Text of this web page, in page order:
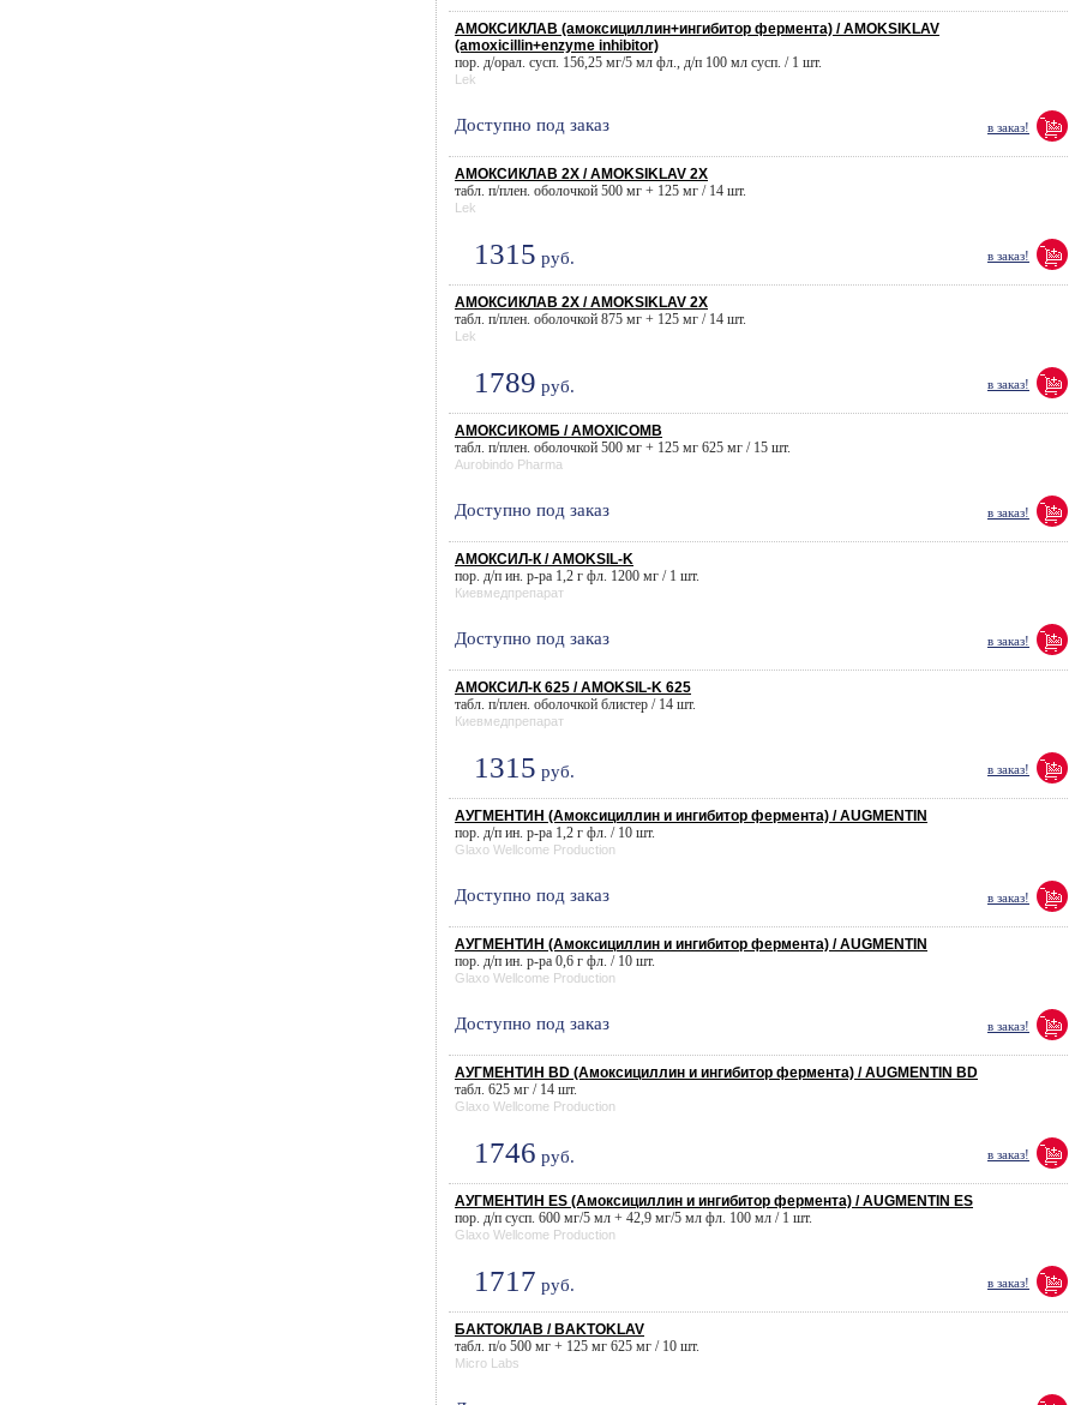
АМОКСИКЛАВ (амоксициллин+ингибитор фермента) / AMOKSIKLAV
(amoxicillin+enzyme inhibitor)
пор. д/орал. сусп. 156,25 мг/5 мл фл., д/п 100 мл сусп. / 1 шт.
Lek
Доступно под заказ в заказ!
АМОКСИКЛАВ 2X / AMOKSIKLAV 2X
табл. п/плен. оболочкой 500 мг + 125 мг / 14 шт.
Lek
1315 руб. в заказ!
АМОКСИКЛАВ 2X / AMOKSIKLAV 2X
табл. п/плен. оболочкой 875 мг + 125 мг / 14 шт.
Lek
1789 руб. в заказ!
АМОКСИКОМБ / AMOXICOMB
табл. п/плен. оболочкой 500 мг + 125 мг 625 мг / 15 шт.
Aurobindo Pharma
Доступно под заказ в заказ!
АМОКСИЛ-К / AMOKSIL-K
пор. д/п ин. р-ра 1,2 г фл. 1200 мг / 1 шт.
Киевмедпрепарат
Доступно под заказ в заказ!
АМОКСИЛ-К 625 / AMOKSIL-K 625
табл. п/плен. оболочкой блистер / 14 шт.
Киевмедпрепарат
1315 руб. в заказ!
АУГМЕНТИН (Амоксициллин и ингибитор фермента) / AUGMENTIN
пор. д/п ин. р-ра 1,2 г фл. / 10 шт.
Glaxo Wellcome Production
Доступно под заказ в заказ!
АУГМЕНТИН (Амоксициллин и ингибитор фермента) / AUGMENTIN
пор. д/п ин. р-ра 0,6 г фл. / 10 шт.
Glaxo Wellcome Production
Доступно под заказ в заказ!
АУГМЕНТИН BD (Амоксициллин и ингибитор фермента) / AUGMENTIN BD
табл. 625 мг / 14 шт.
Glaxo Wellcome Production
1746 руб. в заказ!
АУГМЕНТИН ES (Амоксициллин и ингибитор фермента) / AUGMENTIN ES
пор. д/п сусп. 600 мг/5 мл + 42,9 мг/5 мл фл. 100 мл / 1 шт.
Glaxo Wellcome Production
1717 руб. в заказ!
БАКТОКЛАВ / BAKTOKLAV
табл. п/о 500 мг + 125 мг 625 мг / 10 шт.
Micro Labs